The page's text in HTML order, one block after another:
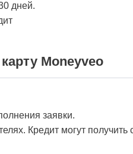
дней.
Moneyveo
заявки.
Кредит могут получить